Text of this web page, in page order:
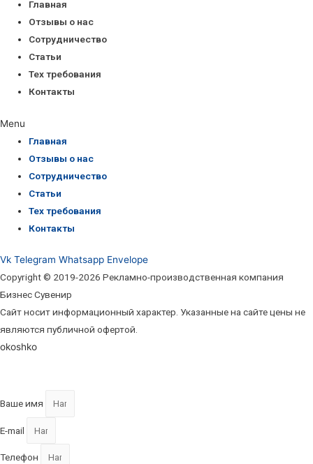
Главная
Отзывы о нас
Сотрудничество
Статьи
Тех требования
Контакты
Menu
Главная
Отзывы о нас
Сотрудничество
Статьи
Тех требования
Контакты
Vk Telegram Whatsapp Envelope
Copyright © 2019-2026 Рекламно-производственная компания
Бизнес Сувенир
Сайт носит информационный характер. Указанные на сайте цены не
являются публичной офертой.
okoshko
Ваше имя
E-mail
Телефон